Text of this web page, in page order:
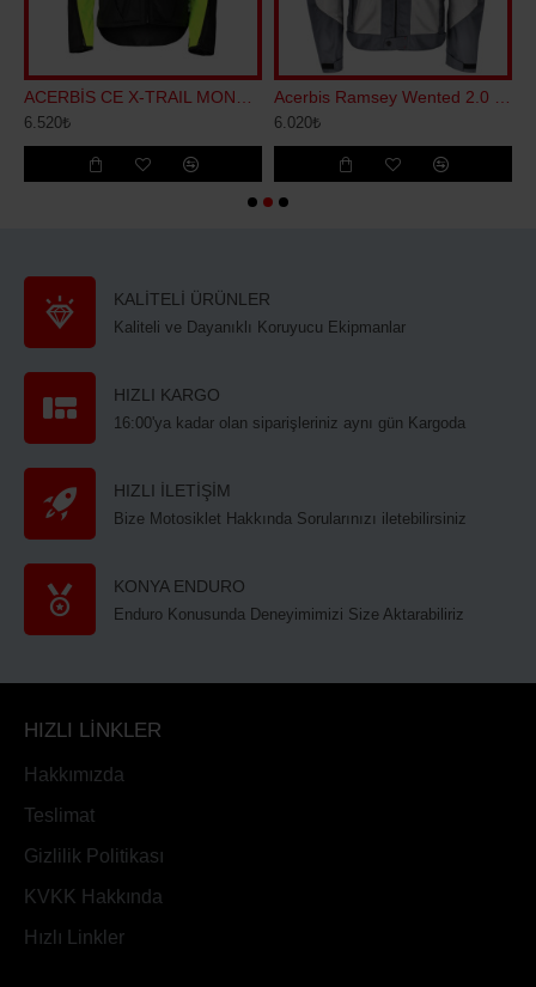
6.520₺ 6.020₺
KALİTELİ ÜRÜNLER
Kaliteli ve Dayanıklı Koruyucu Ekipmanlar
HIZLI KARGO
16:00'ya kadar olan siparişleriniz aynı gün Kargoda
HIZLI İLETİŞİM
Bize Motosiklet Hakkında Sorularınızı iletebilirsiniz
KONYA ENDURO
Enduro Konusunda Deneyimimizi Size Aktarabiliriz
HIZLI LİNKLER
Hakkımızda
Teslimat
Gizlilik Politikası
KVKK Hakkında
Hızlı Linkler